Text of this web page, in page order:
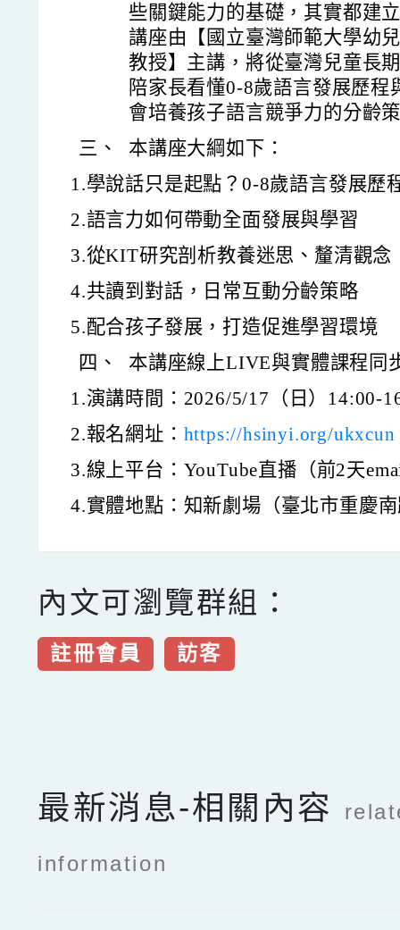
些關鍵能力的基礎，其實都建
講座由【國立臺灣師範大學幼
教授】主講，將從臺灣兒童長
陪家長看懂0-8歲語言發展歷
會培養孩子語言競爭力的分齡
三、
本講座大綱如下：
1.學說話只是起點？0-8歲語言發展歷
2.語言力如何帶動全面發展與學習
3.從KIT研究剖析教養迷思、釐清觀念
4.共讀到對話，日常互動分齡策略
5.配合孩子發展，打造促進學習環境
四、
本講座線上LIVE與實體課程同
1.演講時間：2026/5/17（日）14:00-
2.報名網址： https://hsinyi.org/ukxcun
3.線上平台：YouTube直播（前2天
4.實體地點：知新劇場（臺北市重慶
內文可瀏覽群組：
註冊會員 訪客
最新消息-相關內容
information